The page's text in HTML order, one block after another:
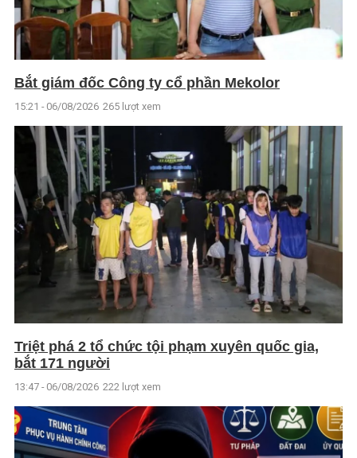
Bắt giám đốc Công ty cổ phần Mekolor
15:21 - 06/08/2026 265 lượt xem
Triệt phá 2 tổ chức tội phạm xuyên quốc gia,
bắt 171 người
13:47 - 06/08/2026 222 lượt xem